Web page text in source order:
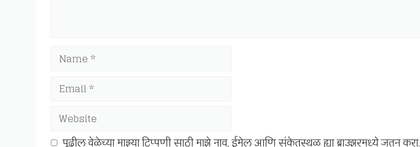
Name
Email
Website
पुढील वेळेच्या माझ्या टिप्पणी साठी माझे नाव, ईमेल आणि संकेतस्थळ ह्या ब्राउझरमध्ये जतन करा.